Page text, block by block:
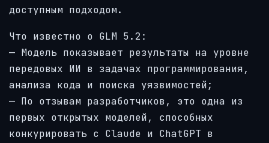
доступным подходом.
Что известно о GLM 5.2:
— Модель показывает результаты на уровне
передовых ИИ в задачах программирования,
анализа кода и поиска уязвимостей;
— По отзывам разработчиков, это одна из
первых открытых моделей, способных
конкурировать с Claude и ChatGPT в